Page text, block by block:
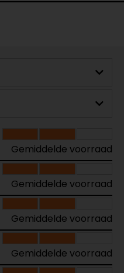
Gemiddelde voorraad
Gemiddelde voorraad
Gemiddelde voorraad
Gemiddelde voorraad